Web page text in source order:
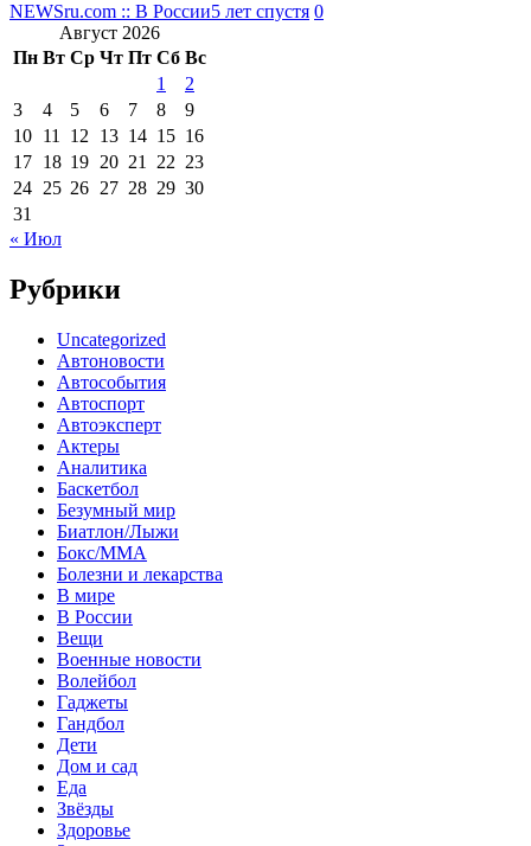
NEWSru.com :: В России5 лет спустя 0
Август 2026
Пн Вт Ср Чт Пт Сб Вс
1
2
3
4 5 6 7 8
9
10 11 12 13 14 15 16
17 18 19 20 21 22 23
24 25 26 27 28 29 30
31
« Июл
Рубрики
Uncategorized
Автоновости
Автособытия
Автоспорт
Автоэксперт
Актеры
Аналитика
Баскетбол
Безумный мир
Биатлон/Лыжи
Бокс/MMA
Болезни и лекарства
В мире
В России
Вещи
Военные новости
Волейбол
Гаджеты
Гандбол
Дети
Дом и сад
Еда
Звёзды
Здоровье